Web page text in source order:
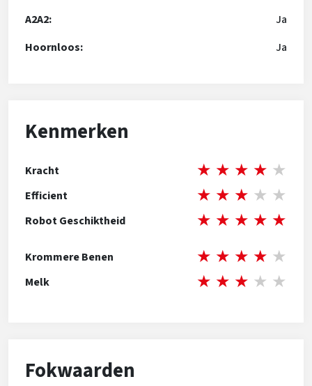
A2A2:
Ja
Hoornloos:
Ja
Kenmerken
Kracht ★ ★ ★ ★ ★
Efficient ★ ★ ★ ★ ★
Robot Geschiktheid ★ ★ ★ ★ ★
Krommere Benen ★ ★ ★ ★ ★
Melk ★ ★ ★ ★ ★
Fokwaarden